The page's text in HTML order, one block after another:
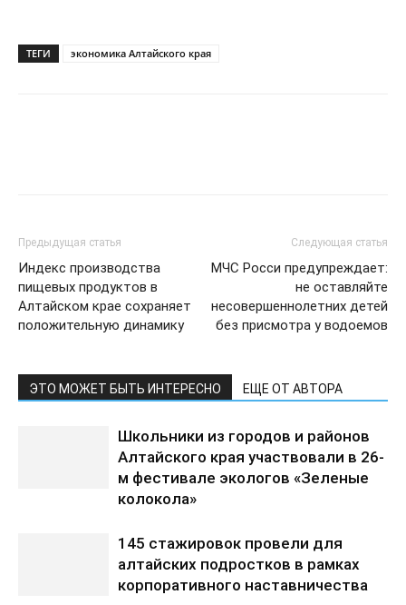
ТЕГИ экономика Алтайского края
Предыдущая статья
Индекс производства
пищевых продуктов в
Алтайском крае сохраняет
положительную динамику
Следующая статья
МЧС Росси предупреждает:
не оставляйте
несовершеннолетних детей
без присмотра у водоемов
ЭТО МОЖЕТ БЫТЬ ИНТЕРЕСНО ЕЩЕ ОТ АВТОРА
Школьники из городов и районов
Алтайского края участвовали в 26-
м фестивале экологов «Зеленые
колокола»
145 стажировок провели для
алтайских подростков в рамках
корпоративного наставничества